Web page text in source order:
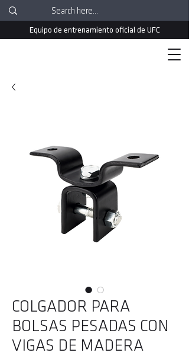
Equipo de entrenamiento oficial de UFC
COLGADOR PARA
BOLSAS PESADAS CON
VIGAS DE MADERA